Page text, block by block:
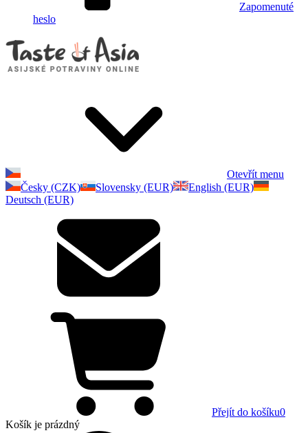
Zapomenuté
heslo
Otevřít menu
Česky (CZK)
Slovensky (EUR)
English (EUR)
Deutsch (EUR)
Přejít do košíku0
Košík je prázdný